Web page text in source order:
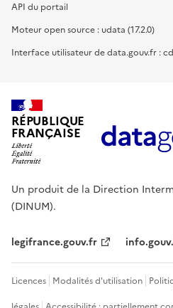
API du portail
Moteur open source : udata (17.2.0)
Interface utilisateur de data.gouv.fr :
RÉPUBLIQUE
FRANÇAISE
Un produit de la Direction
(DINUM).
legifrance.gouv.fr
Licences Modalités d'utilisation